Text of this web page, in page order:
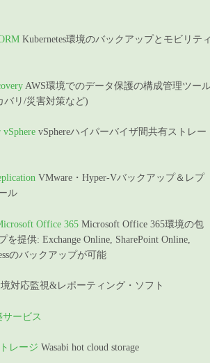
Kubernetes環境のバックアップとモビリテ
AWS環境でのデータ保護の構成管理ツー
バリ/災害対策など)
vSphereハイパーバイザ間共有ストレー
VMware・Hyper-Vバックアップ＆レプ
ル
Office 365 Microsoft Office 365環境の包
提供: Exchange Online, SharePoint Online,
のバックアップが可能
対応監視&レポーティング・ソフト
サービス
レージ Wasabi hot cloud storage